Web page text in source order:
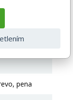
doska
pena